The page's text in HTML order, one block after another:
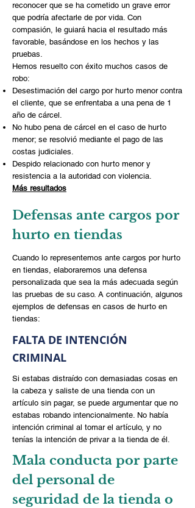
reconocer que se ha cometido un grave error
que podría afectarle de por vida. Con
compasión, le guiará hacia el resultado más
favorable, basándose en los hechos y las
pruebas.
Hemos resuelto con éxito muchos casos de
robo:
Desestimación del cargo por hurto menor contra
el cliente, que se enfrentaba a una pena de 1
año de cárcel.
No hubo pena de cárcel en el caso de hurto
menor; se resolvió mediante el pago de las
costas judiciales.
Despido relacionado con hurto menor y
resistencia a la autoridad con violencia.
Más resultados
Defensas ante cargos por
hurto en tiendas
Cuando lo representemos ante cargos por hurto
en tiendas, elaboraremos una defensa
personalizada que sea la más adecuada según
las pruebas de su caso. A continuación, algunos
ejemplos de defensas en casos de hurto en
tiendas:
FALTA DE INTENCIÓN
CRIMINAL
Si estabas distraído con demasiadas cosas en
la cabeza y saliste de una tienda con un
artículo sin pagar, se puede argumentar que no
estabas robando intencionalmente. No había
intención criminal al tomar el artículo, y no
tenías la intención de privar a la tienda de él.
Mala conducta por parte
del personal de
seguridad de la tienda o